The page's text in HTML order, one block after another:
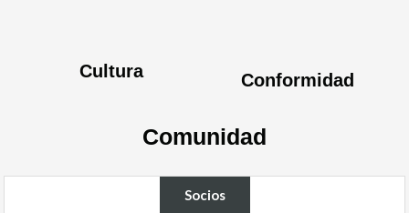
Cultura Conformidad
Comunidad
Socios